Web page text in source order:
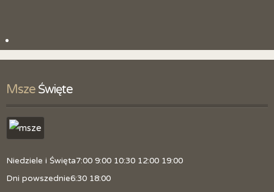
Msze Święte
Niedziele i Święta7:00 9:00 10:30 12:00 19:00
Dni powszednie6:30 18:00